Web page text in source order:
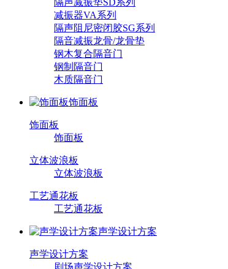
减振器VA系列
隔声阻尼密闭胶SG系列
隔音减振龙骨/龙骨垫
钢木复合隔音门
钢制隔音门
木质隔音门
饰面板
饰面板
饰面板
立体波浪板
立体波浪板
工艺通花板
工艺通花板
声学设计方案
声学设计方案
剧场声学设计方案